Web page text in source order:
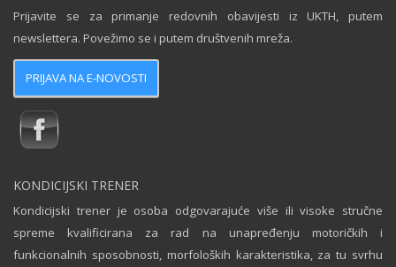
Prijavite se za primanje redovnih obavijesti iz UKTH, putem
newslettera. Povežimo se i putem društvenih mreža.
PRIJAVA NA E-NOVOSTI
KONDICIJSKI TRENER
Kondicijski trener je osoba odgovarajuće više ili visoke stručne
spreme kvalificirana za rad na unapređenju motoričkih i
funkcionalnih sposobnosti, morfoloških karakteristika, za tu svrhu